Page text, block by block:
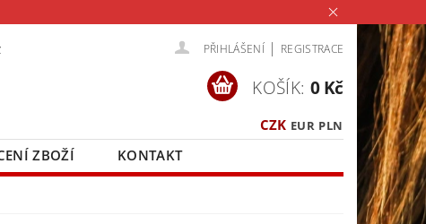
PŘIHLÁŠENÍ | REGISTRACE
CZK EUR PLN
KOŠÍK: 0 Kč
ZBOŽÍ
KONTAKT